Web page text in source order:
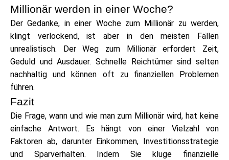
Millionär werden in einer Woche?
Der Gedanke, in einer Woche zum Millionär zu werden,
klingt verlockend, ist aber in den meisten Fällen
unrealistisch. Der Weg zum Millionär erfordert Zeit,
Geduld und Ausdauer. Schnelle Reichtümer sind selten
nachhaltig und können oft zu finanziellen Problemen
führen.
Fazit
Die Frage, wann und wie man zum Millionär wird, hat keine
einfache Antwort. Es hängt von einer Vielzahl von
Faktoren ab, darunter Einkommen, Investitionsstrategie
und Sparverhalten. Indem Sie kluge finanzielle